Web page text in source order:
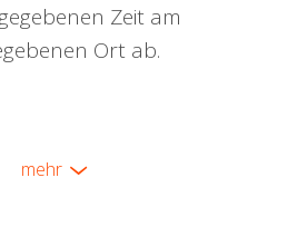
Zeit am
Ort ab.
mehr